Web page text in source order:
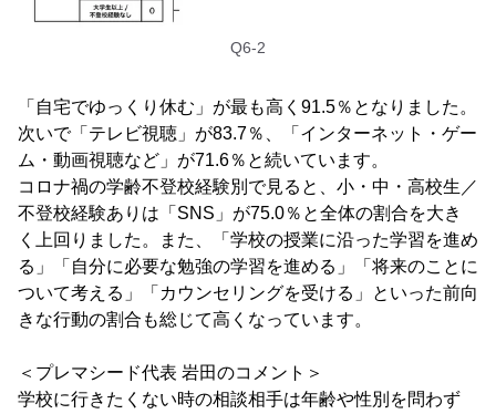
Q6-2
「自宅でゆっくり休む」が最も高く91.5％となりました。
次いで「テレビ視聴」が83.7％、「インターネット・ゲー
ム・動画視聴など」が71.6％と続いています。
コロナ禍の学齢不登校経験別で見ると、小・中・高校生／
不登校経験ありは「SNS」が75.0％と全体の割合を大き
く上回りました。また、「学校の授業に沿った学習を進め
る」「自分に必要な勉強の学習を進める」「将来のことに
ついて考える」「カウンセリングを受ける」といった前向
きな行動の割合も総じて高くなっています。
＜プレマシード代表 岩田のコメント＞
学校に行きたくない時の相談相手は年齢や性別を問わず